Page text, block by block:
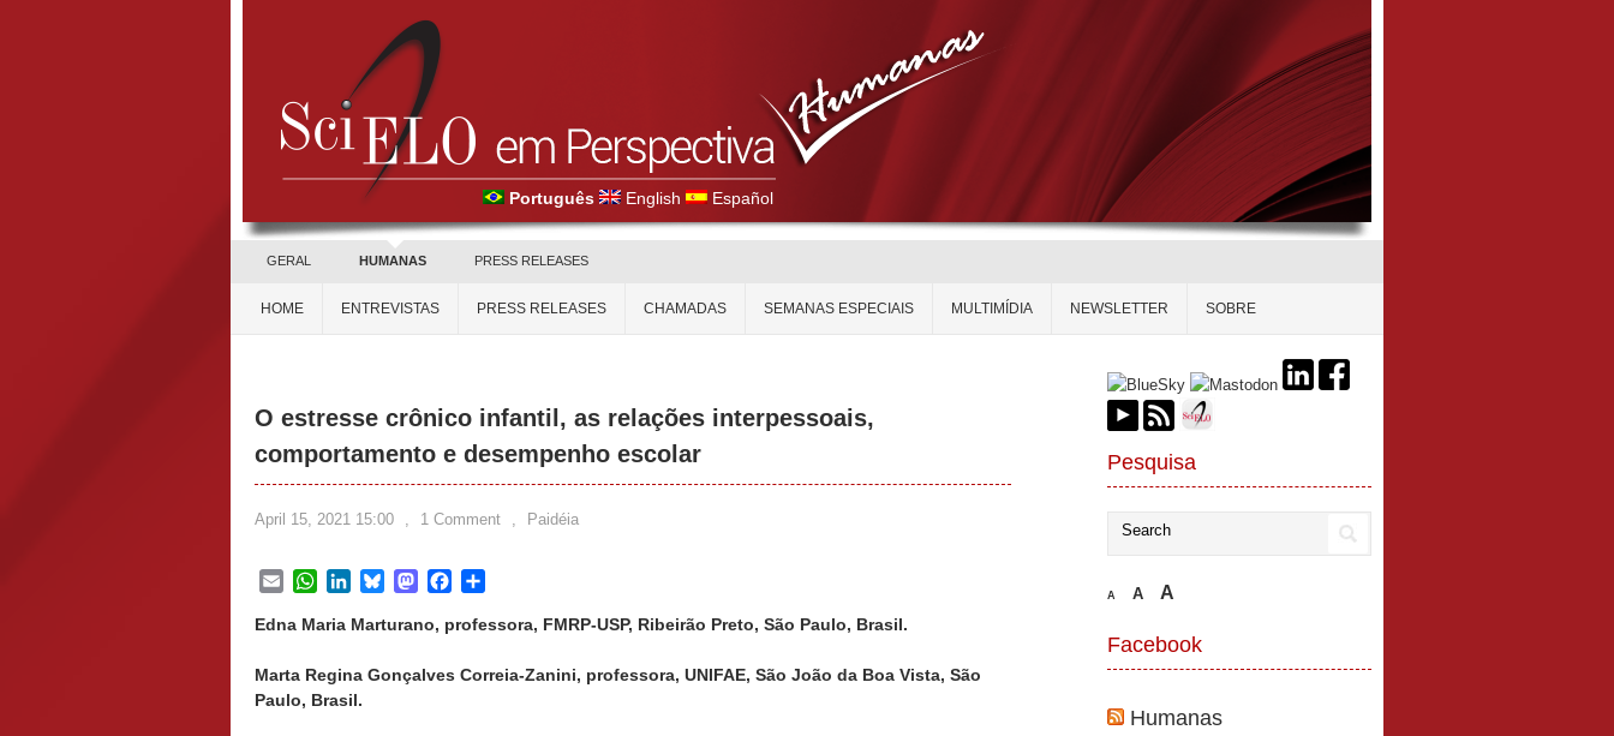
Português English Español
GERAL HUMANAS PRESS RELEASES
HOME ENTREVISTAS PRESS RELEASES CHAMADAS SEMANAS ESPECIAIS MULTIMÍDIA NEWSLETTER SOBRE
O estresse crônico infantil, as relações interpessoais,
comportamento e desempenho escolar
April 15, 2021 15:00 , 1 Comment , Paidéia
EmailWhatsApp
LinkedInBlueskyMastodonFacebook
Edna Maria Marturano, professora, FMRP-USP, Ribeirão Preto, São Paulo, Brasil.
Marta Regina Gonçalves Correia-Zanini, professora, UNIFAE, São João da Boa Vista, São
Paulo, Brasil.
Pesquisa
A A A
Facebook
Humanas